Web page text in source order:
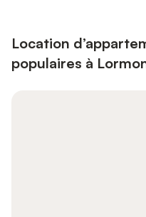
Location
populaires à